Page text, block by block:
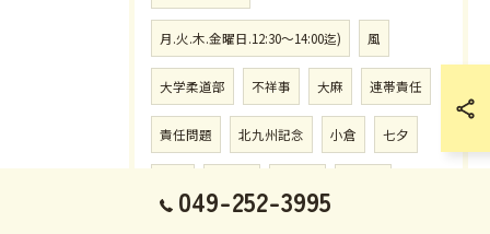
月.火.木.金曜日.12:30〜14:00迄) 風
大学柔道部 不祥事 大麻 連帯責任
責任問題 北九州記念 小倉 七夕
049-252-3995